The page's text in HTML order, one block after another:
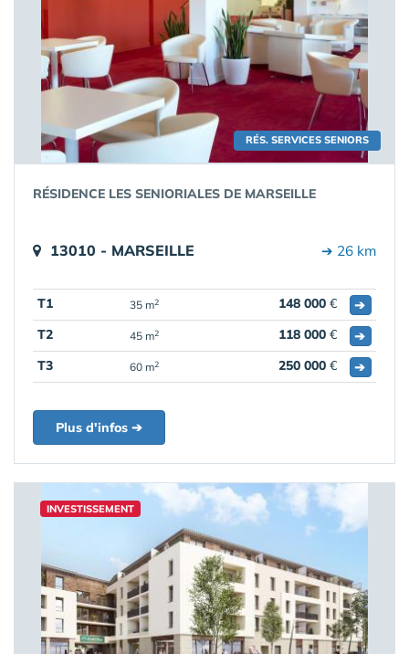
RÉS. SERVICES SENIORS
RÉSIDENCE LES SENIORIALES DE MARSEILLE
13010 - MARSEILLE ➔ 26 km
T1 35 m2 148 000 €
➔
T2
45 m2 118 000 €
➔
T3
60 m2 250 000 € ➔
Plus d'infos ➔
INVESTISSEMENT